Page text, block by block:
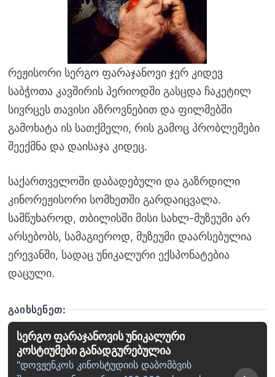
რეჟისორი სერგო ფარაჯანოვი ჯერ კიდევ
საბჭოთა კავშირის პერიოდში გასცდა ჩაკეტილ
სივრცეს თავისი აზროვნებით და ფილმებში
გამოხატა ის სათქმელი, რის გამოც პრობლემები
შეექმნა და დაისაჯა კიდეც.
საქართველოში დაბადებული და გაზრდილი
კინორეჟისორი სომხეთში გარდაიცვალა.
სამწუხაროდ, თბილისში მისი სახლ-მუზეუმი არ
არსებობს, სამაგიეროდ, მუზეუმი დაარსებულია
ერევანში, სადაც უნიკალური ექსპონატებია
დაცული.
ᲒᲐᲘᲮᲡᲔᲜᲔᲗ:
სერგო ფარაჯანოვის უნიკალური
კოსტიუმები განადგურებულია
"დოვჟენკოს კინოსტუდიის დაბომბვის